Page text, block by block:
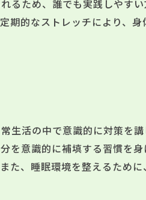
るため、誰でも実践しやす
期的なストレッチにより、
生活の中で意識的に対策を
を意識的に補填する習慣を
た、睡眠環境を整えるため